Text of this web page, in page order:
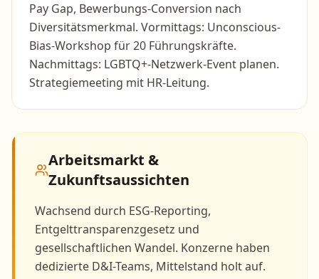
Pay Gap, Bewerbungs-Conversion nach
Diversitätsmerkmal. Vormittags: Unconscious-
Bias-Workshop für 20 Führungskräfte.
Nachmittags: LGBTQ+-Netzwerk-Event planen.
Strategiemeeting mit HR-Leitung.
Arbeitsmarkt &
Zukunftsaussichten
Wachsend durch ESG-Reporting,
Entgelttransparenzgesetz und
gesellschaftlichen Wandel. Konzerne haben
dedizierte D&I-Teams, Mittelstand holt auf.